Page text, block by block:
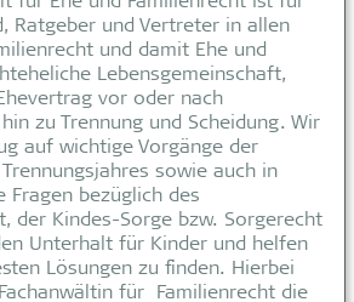
Ratgeber und Vertreter in allen
und damit Ehe und
Lebensgemeinschaft,
vor oder nach
zu Trennung und Scheidung. Wir
auf wichtige Vorgänge der
Trennungsjahres sowie auch in
Fragen bezüglich des
der Kindes-Sorge bzw. Sorgerecht
Unterhalt für Kinder und helfen
Lösungen zu finden. Hierbei
für Familienrecht die